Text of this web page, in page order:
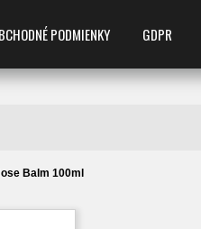
PODMIENKY GDPR
Balm 100ml